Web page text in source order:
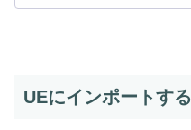
UEにインポートする